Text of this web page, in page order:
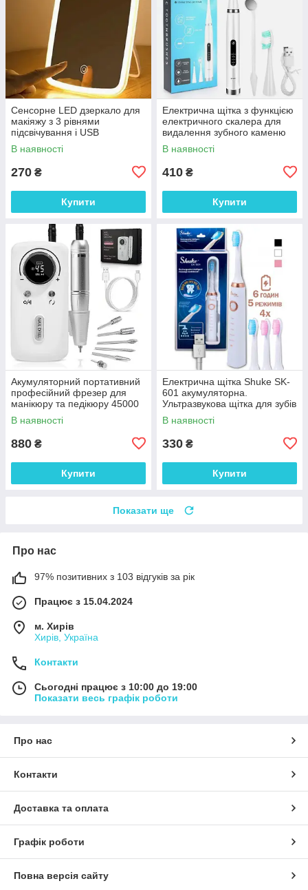
Сенсорне LED дзеркало для
макіяжу з 3 рівнями
підсвічування і USB
зарядкою. Дзеркало для
макіяжу
В наявності
270 ₴
Купити
Електрична щітка з функцією
електричного скалера для
видалення зубного каменю
та відбілювання White
В наявності
410 ₴
Купити
Акумуляторний портативний
професійний фрезер для
манікюру та педікюру 45000
об/хв 2600 мАч з насадками
В наявності
880 ₴
Купити
Електрична щітка Shuke SK-
601 акумуляторна.
Ультразвукова щітка для зубів
+ 3 насадки White
В наявності
330 ₴
Купити
Показати ще
Про нас
97% позитивних з 103 відгуків за рік
Працює з 15.04.2024
м. Хирів
Хирів, Україна
Контакти
Сьогодні працює з 10:00 до 19:00
Показати весь графік роботи
Про нас
Контакти
Доставка та оплата
Графік роботи
Повна версія сайту